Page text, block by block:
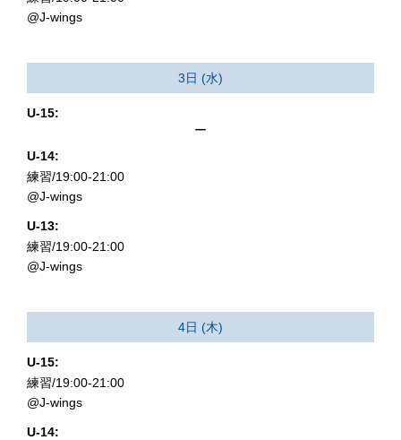
@J-wings
3日 (水)
U-15:
ー
U-14:
練習/19:00-21:00
@J-wings
U-13:
練習/19:00-21:00
@J-wings
4日 (木)
U-15:
練習/19:00-21:00
@J-wings
U-14: